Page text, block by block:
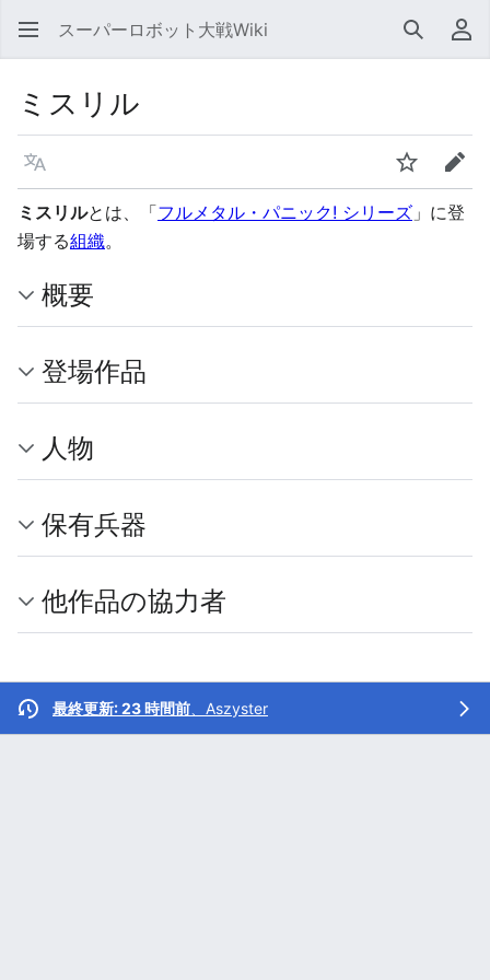
スーパーロボット大戦Wiki 検索 利
ミスリル
言語 ウォッチ編集
ミスリルとは、「フルメタル・パニック! シリーズ 」に登
場する組織。
概要
登場作品
人物
保有兵器
他作品の協力者
最終更新: 23 時間前 Aszyster